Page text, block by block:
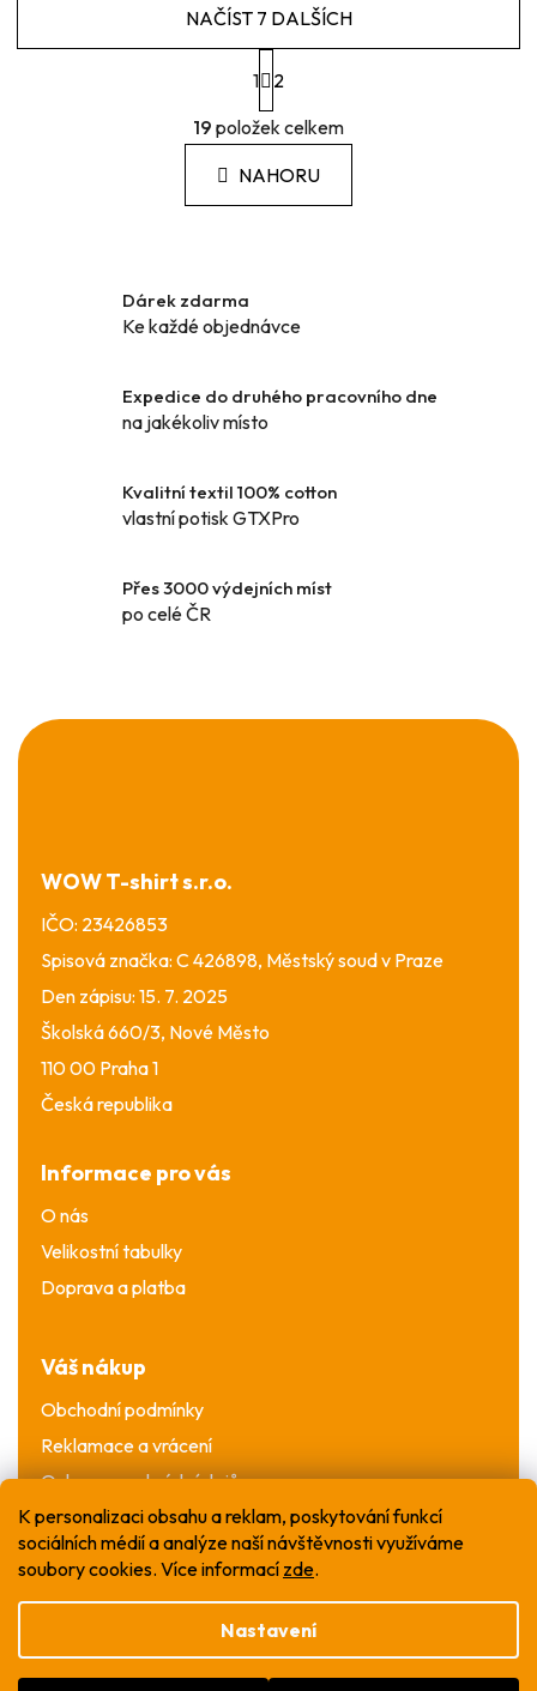
K personalizaci obsahu a reklam, poskytování funkcí
sociálních médií a analýze naší návštěvnosti využíváme
soubory cookies. Více informací zde.
Nastavení
O
v
á
d
p
k
y
p
i
u
NAČÍST 7 DALŠÍCH
S
t
r
á
n
k
1
2
19 položek celkem
NAHORU
Dárek zdarma
Ke každé objednávce
Expedice do druhého pracovního dne
na jakékoliv místo
Kvalitní textil 100% cotton
vlastní potisk GTXPro
Přes 3000 výdejních míst
po celé ČR
Z
á
WOW T-shirt s.r.o.
IČO: 23426853
Spisová značka: C 426898, Městský soud v Praze
Den zápisu: 15. 7. 2025
Školská 660/3, Nové Město
110 00 Praha 1
Česká republika
Informace pro vás
O nás
Velikostní tabulky
Doprava a platba
Váš nákup
Obchodní podmínky
Reklamace a vrácení
Ochrana osobních údajů
Vytvořil Shoptet